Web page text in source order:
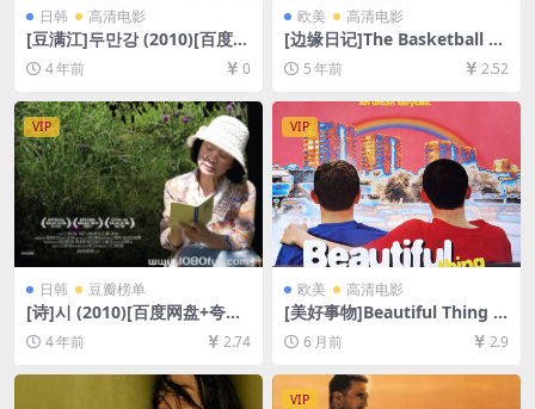
日韩 高清电影
[豆满江]두만강 (2010)[百度网
盘+迅雷云盘资源720P高清未
删减][MP4/4.4GB][韩语中字]
4 年前 0
欧美 高清电影
[边缘日记]The Basketball Di
aries (1995)[百度网盘+夸克
网盘+迅雷云盘资源1080P超
清未删减][MP4/10GB][中英
字幕]
5 年前 2.52
VIP
日韩 豆瓣榜单
[诗]시 (2010)[百度网盘+夸克
网盘+迅雷云盘资源1080P超
清未删减][MP4/9GB][韩语中
字]
4 年前 2.74
VIP
欧美 高清电影
[美好事物]Beautiful Thing (1
996)[百度网盘+夸克网盘1080
P超清未删减资源][网盘在线播
放/下载][MP4/5.8GB][中英字
幕]
6 月前 2.9
VIP